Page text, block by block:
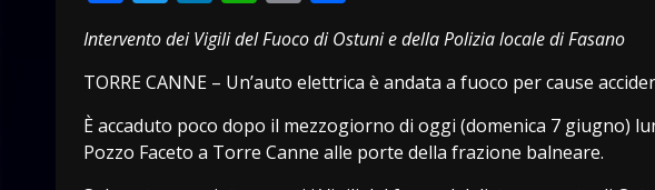
Link
Intervento dei Vigili del Fuoco di Ostuni e della Polizia locale di Fasano
TORRE CANNE – Un’auto elettrica è andata a fuoco per cause
È accaduto poco dopo il mezzogiorno di oggi (domenica 7 giugno)
Pozzo Faceto a Torre Canne alle porte della frazione balneare.